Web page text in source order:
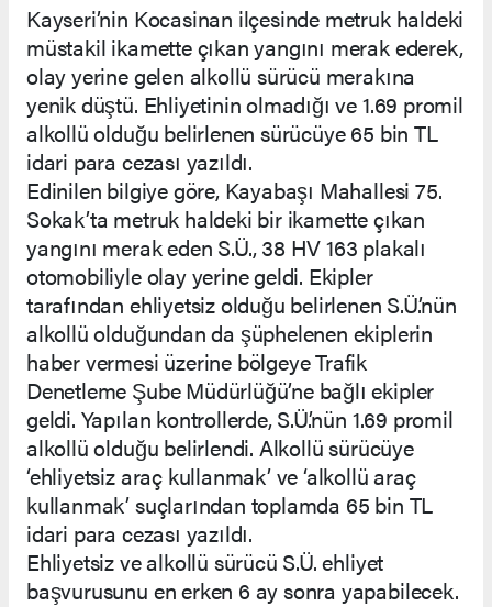
Kayseri’nin Kocasinan ilçesinde metruk haldeki
müstakil ikamette çıkan yangını merak ederek,
olay yerine gelen alkollü sürücü merakına
yenik düştü. Ehliyetinin olmadığı ve 1.69 promil
alkollü olduğu belirlenen sürücüye 65 bin TL
idari para cezası yazıldı.
Edinilen bilgiye göre, Kayabaşı Mahallesi 75.
Sokak’ta metruk haldeki bir ikamette çıkan
yangını merak eden S.Ü., 38 HV 163 plakalı
otomobiliyle olay yerine geldi. Ekipler
tarafından ehliyetsiz olduğu belirlenen S.Ü.’nün
alkollü olduğundan da şüphelenen ekiplerin
haber vermesi üzerine bölgeye Trafik
Denetleme Şube Müdürlüğü’ne bağlı ekipler
geldi. Yapılan kontrollerde, S.Ü.’nün 1.69 promil
alkollü olduğu belirlendi. Alkollü sürücüye
‘ehliyetsiz araç kullanmak’ ve ‘alkollü araç
kullanmak’ suçlarından toplamda 65 bin TL
idari para cezası yazıldı.
Ehliyetsiz ve alkollü sürücü S.Ü. ehliyet
başvurusunu en erken 6 ay sonra yapabilecek.